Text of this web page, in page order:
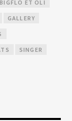
BIGFLO ET OLI
GALLERY
SINGER